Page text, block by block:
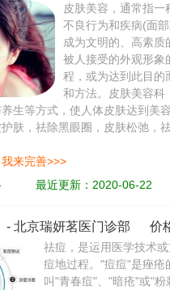
皮肤美容，通常指一
不良行为和疾病(面
成为文明的、高素质
被人接受的外观形象
程，或为达到此目的
和方法。皮肤美容科
生等方式，使人体皮肤达到美
肤，祛除黑眼圈，皮肤松弛，
我来完善>>>
最近更新：2020-06-22
-北京瑞妍茗医门诊部 价
祛痘，是运用医学技术
痘地过程。"痘痘"是痤疮
叫"青春痘"、"暗疮"或"粉